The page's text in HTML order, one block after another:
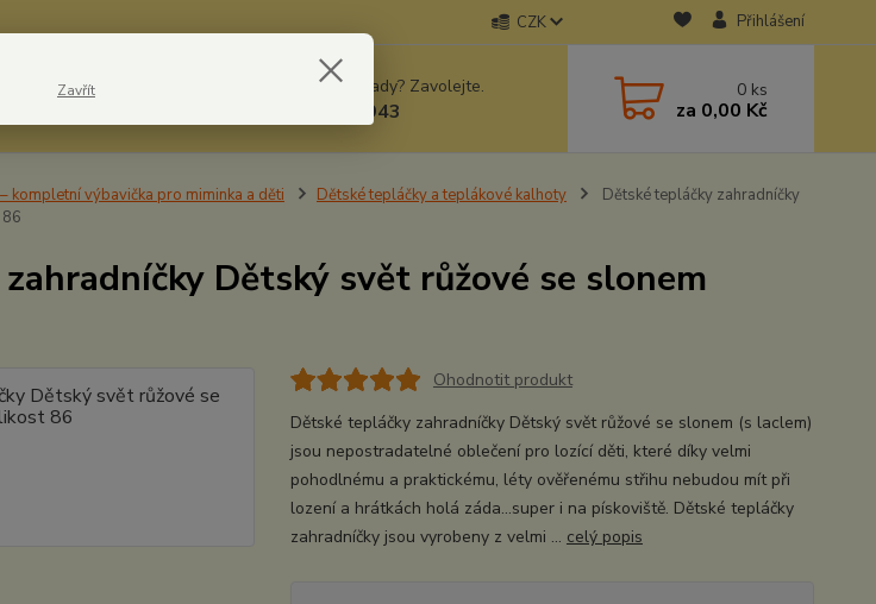
CZK Přihlášení
Hledat Nevíte si rady? Zavolejte.
604278943
0 ks
za 0,00 Kč
kompletní výbavička pro miminka a děti Dětské tepláčky a teplákové kalhoty
Dětské tepláčky zahradníčky
Dětský svět růžové se slonem
Ohodnotit produkt
Dětské tepláčky zahradníčky Dětský svět růžové se slonem (s laclem)
jsou nepostradatelné oblečení pro lozící děti, které díky velmi
pohodlnému a praktickému, léty ověřenému střihu nebudou mít při
lození a hrátkách holá záda...super i na pískoviště. Dětské tepláčky
zahradníčky jsou vyrobeny z velmi ... celý popis
Zavřít